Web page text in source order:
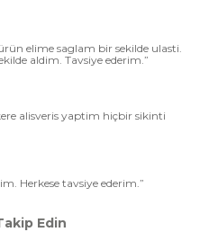
elime saglam bir sekilde ulasti.
aldim. Tavsiye ederim.”
alisveris yaptim hiçbir sikinti
Herkese tavsiye ederim.”
Edin